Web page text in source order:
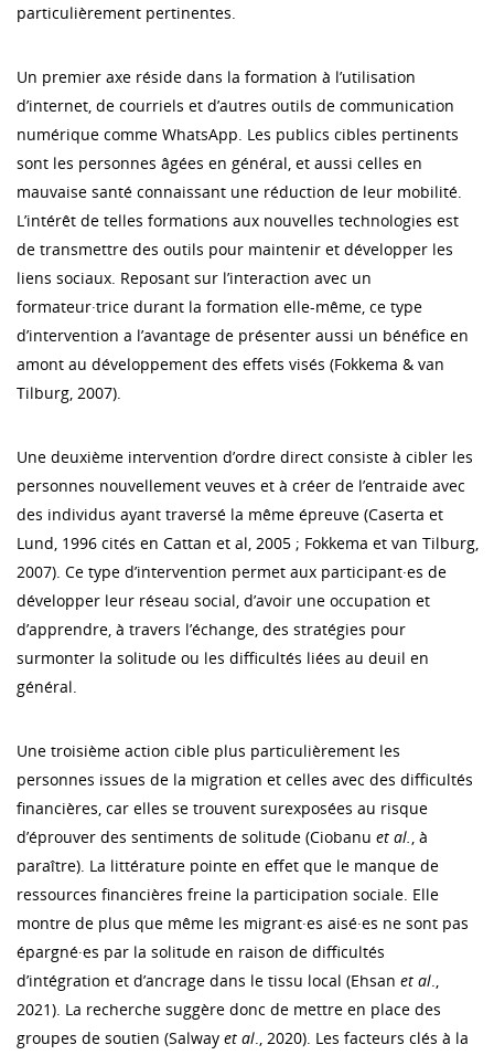
particulièrement pertinentes.
Un premier axe réside dans la formation à l’utilisation
d’internet, de courriels et d’autres outils de communication
numérique comme WhatsApp. Les publics cibles pertinents
sont les personnes âgées en général, et aussi celles en
mauvaise santé connaissant une réduction de leur mobilité.
L’intérêt de telles formations aux nouvelles technologies est
de transmettre des outils pour maintenir et développer les
liens sociaux. Reposant sur l’interaction avec un
formateur·trice durant la formation elle-même, ce type
d’intervention a l’avantage de présenter aussi un bénéfice en
amont au développement des effets visés (Fokkema & van
Tilburg, 2007).
Une deuxième intervention d’ordre direct consiste à cibler les
personnes nouvellement veuves et à créer de l’entraide avec
des individus ayant traversé la même épreuve (Caserta et
Lund, 1996 cités en Cattan et al, 2005 ; Fokkema et van Tilburg,
2007). Ce type d’intervention permet aux participant·es de
développer leur réseau social, d’avoir une occupation et
d’apprendre, à travers l’échange, des stratégies pour
surmonter la solitude ou les difficultés liées au deuil en
général.
Une troisième action cible plus particulièrement les
personnes issues de la migration et celles avec des difficultés
financières, car elles se trouvent surexposées au risque
d’éprouver des sentiments de solitude (Ciobanu et al., à
paraître). La littérature pointe en effet que le manque de
ressources financières freine la participation sociale. Elle
montre de plus que même les migrant·es aisé·es ne sont pas
épargné·es par la solitude en raison de difficultés
d’intégration et d’ancrage dans le tissu local (Ehsan et al.,
2021). La recherche suggère donc de mettre en place des
groupes de soutien (Salway et al., 2020). Les facteurs clés à la